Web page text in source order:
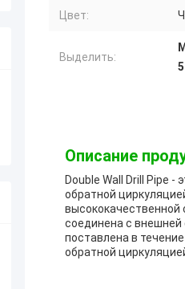
Цвет:
Выделить:
Описание
Double Wall Drill Pipe
обратной
высококачественной
соединена с внешней
поставлена в
обратной